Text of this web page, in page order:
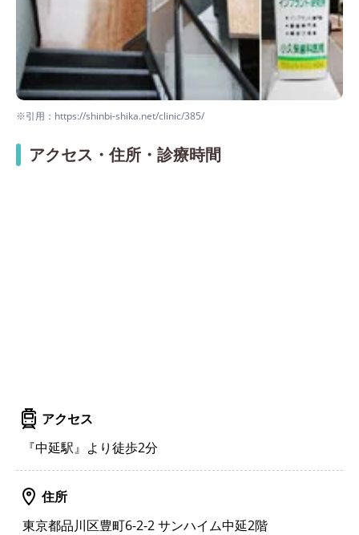
※引用：https://shinbi-shika.net/clinic/385/
アクセス・住所・診療時間
アクセス
『中延駅』より徒歩2分
住所
東京都品川区豊町6-2-2 サンハイム中延2階